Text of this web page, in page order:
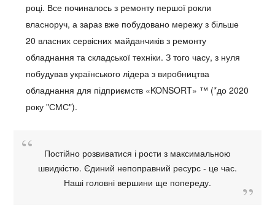
році. Все починалось з ремонту першої рокли
власноруч, а зараз вже побудовано мережу з більше
20 власних сервісних майданчиків з ремонту
обладнання та складської техніки. З того часу, з нуля
побудував українського лідера з виробництва
обладнання для підприємств «KONSORT» ™ (*до 2020
року "СМС").
Постійно розвиватися і рости з максимальною
швидкістю. Єдиний непоправний ресурс - це час.
Наші головні вершини ще попереду.